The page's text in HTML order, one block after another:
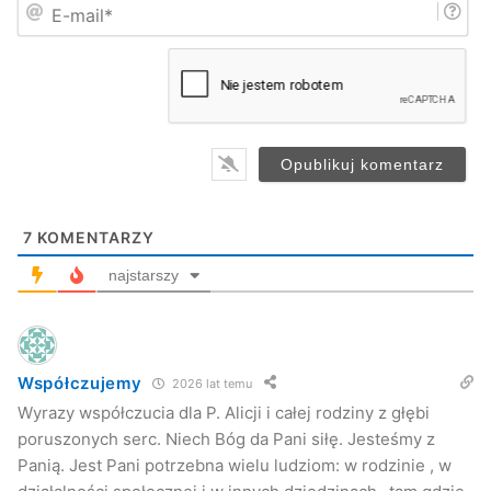
m
7 KOMENTARZY
najstarszy
Współczujemy 2026 lat temu
Wyrazy współczucia dla P. Alicji i całej rodziny z głębi
poruszonych serc. Niech Bóg da Pani siłę. Jesteśmy z
Panią. Jest Pani potrzebna wielu ludziom: w rodzinie , w